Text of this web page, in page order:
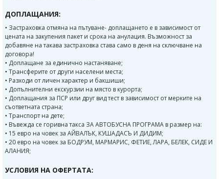
ДОПЛАЩАНИЯ:
• Застраховка отмяна на пътуване- доплащането е в зависимост от
цената на закупения пакет и срока на анулация. Възможност за
добавяне на такава застраховка става само в деня на сключване на
договора!
• Доплащане за единично настаняване;
• Трансферите от други населени места;
• Разходи от личен характер и бакшиши;
• Допълнителни екскурзии на място в курорта;
• Доплащания за ПСР или друг вид тест в зависимост от мерките на
съответната страна;
• Транспорт на дете;
• Въвежда се горивна такса ЗА АВТОБУСНА ПРОГРАМА в размер на:
• 15 евро на човек за АЙВАЛЪК, КУШАДАСЪ И ДИДИМ;
• 20 евро на човек за БОДРУМ, МАРМАРИС, ФЕТИЕ, ЛАРА, БЕЛЕК, СИДЕ И
АЛАНИЯ;
УСЛОВИЯ НА ОФЕРТАТА: